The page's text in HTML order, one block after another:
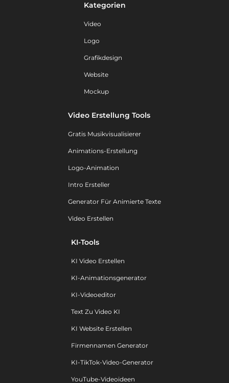
Kategorien
Video
Logo
Grafikdesign
Website
Mockup
Video Erstellung Tools
Gratis Musikvisualisierer
Animations-Erstellung
Logo-Animation
Intro Ersteller
Generator Für Animierte Texte
Video Erstellen
KI-Tools
KI Video Erstellen
KI-Animationsgenerator
KI-Videoeditor
Text Zu Video KI
KI Website Erstellen
Firmennamen Generator
KI-TikTok-Video-Generator
YouTube-Videoideen